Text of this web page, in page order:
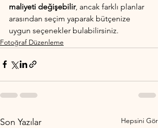
maliyeti değişebilir, ancak farklı planlar
arasından seçim yaparak bütçenize
uygun seçenekler bulabilirsiniz.
Fotoğraf Düzenleme
Son Yazılar Hepsini Gör